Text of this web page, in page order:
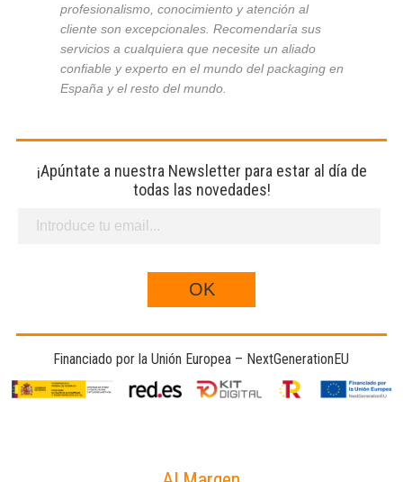
profesionalismo, conocimiento y atención al
cliente son excepcionales. Recomendaría sus
servicios a cualquiera que necesite un aliado
confiable y experto en el mundo del packaging en
España y el resto del mundo.
¡Apúntate a nuestra Newsletter para estar al día de
todas las novedades!
Financiado por la Unión Europea – NextGenerationEU